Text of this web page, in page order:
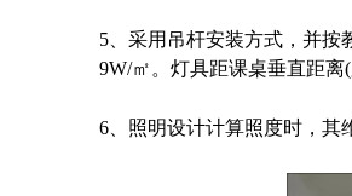
5、 采用吊杆安装方式，并按
9W/㎡。灯具距课桌垂直距离
6、 照明设计计算照度时，其